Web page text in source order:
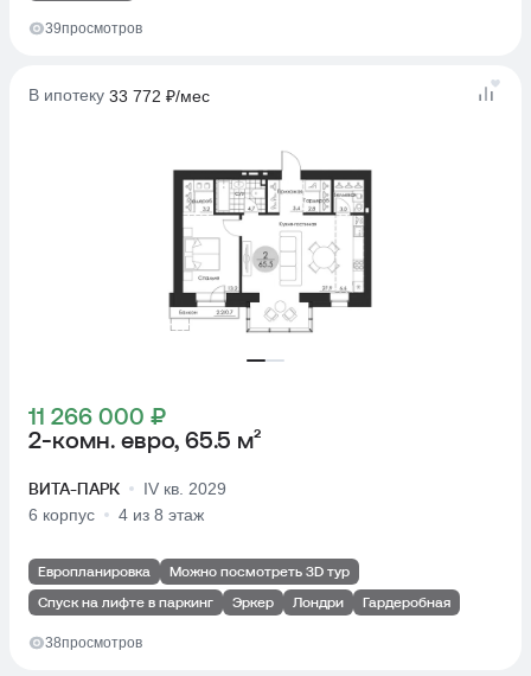
39просмотров
В ипотеку 33 772 ₽/мес
11 266 000 ₽
2-комн. евро, 65.5 м²
ВИТА-ПАРК
IV кв. 2029
6 корпус
4 из 8 этаж
Европланировка
Можно посмотреть 3D тур
Спуск на лифте в паркинг
Эркер Лондри Гардеробная
38просмотров